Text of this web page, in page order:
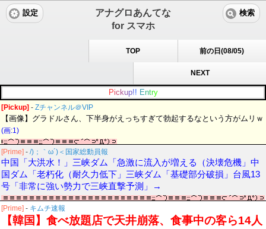
アナグロあんてな
for スマホ
設定 検索
TOP 前の日(08/05)
NEXT
Pic kup!! Entry
[Pickup] - Zチャンネル＠VIP
【画像】グラドルさん、下半身がえっちすぎて勃起するなという方がムリｗ
(画:1)
[Prime] - /)；｀ω´)＜国家総動員報
中国「大洪水！」三峡ダム「急激に流入が増える（決壊危機」中
国ダム「老朽化（耐久力低下」三峡ダム「基礎部分破損」台風13
号「非常に強い勢力で三峡直撃予測」→
[Prime] - キムチ速報
【韓国】食べ放題店で天井崩落、食事中の客ら14人